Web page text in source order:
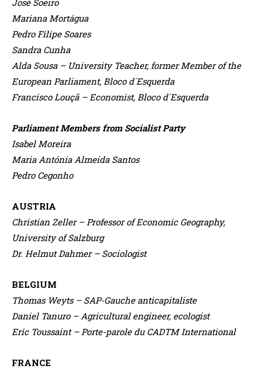
Mariana Mortágua
Pedro Filipe Soares
Sandra Cunha
Alda Sousa – University Teacher, former Member of the
European Parliament, Bloco d´Esquerda
Francisco Louçã – Economist, Bloco d´Esquerda
Parliament Members from Socialist Party
Isabel Moreira
Maria Antónia Almeida Santos
Pedro Cegonho
AUSTRIA
Christian Zeller – Professor of Economic Geography,
University of Salzburg
Dr. Helmut Dahmer – Sociologist
BELGIUM
Thomas Weyts – SAP-Gauche anticapitaliste
Daniel Tanuro – Agricultural engineer, ecologist
Eric Toussaint – Porte-parole du CADTM International
FRANCE